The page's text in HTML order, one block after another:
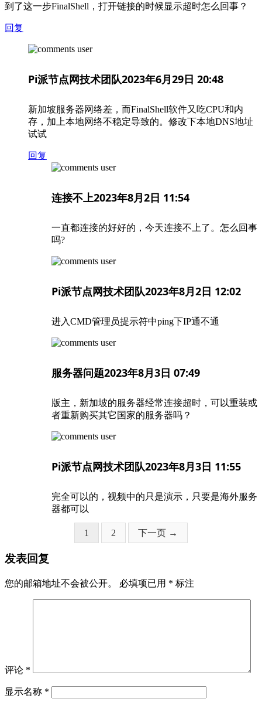
到了这一步FinalShell，打开链接的时候显示超时怎么回事？
回复
Pi派节点网技术团队2023年6月29日 20:48
新加坡服务器网络差，而FinalShell软件又吃CPU和内
存，加上本地网络不稳定导致的。修改下本地DNS地址
试试
回复
连接不上2023年8月2日 11:54
一直都连接的好好的，今天连接不上了。怎么回事
吗?
Pi派节点网技术团队2023年8月2日 12:02
进入CMD管理员提示符中ping下IP通不通
服务器问题2023年8月3日 07:49
版主，新加坡的服务器经常连接超时，可以重装或
者重新购买其它国家的服务器吗？
Pi派节点网技术团队2023年8月3日 11:55
完全可以的，视频中的只是演示，只要是海外服务
器都可以
页
面
1
页
面
2 下一页 →
发表回复
您的邮箱地址不会被公开。 必填项已用 * 标注
评论 *
显示名称 *